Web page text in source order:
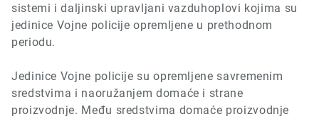
sistemi i daljinski upravljani vazduhoplovi kojima su
jedinice Vojne policije opremljene u prethodnom
periodu.
Jedinice Vojne policije su opremljene savremenim
sredstvima i naoružanjem domaće i strane
proizvodnje. Među sredstvima domaće proizvodnje